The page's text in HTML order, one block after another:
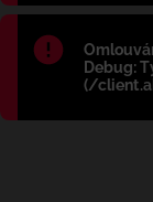
Błąd:
Debug:
(/